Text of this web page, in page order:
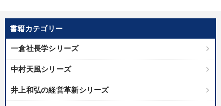
書籍カテゴリー
一倉社長学シリーズ
中村天風シリーズ
井上和弘の経営革新シリーズ